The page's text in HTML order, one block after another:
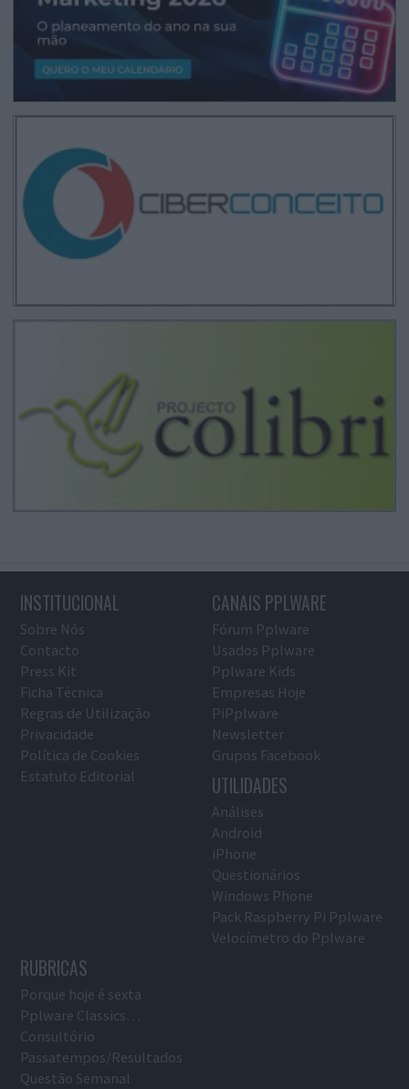
INSTITUCIONAL
Sobre Nós
Contacto
Press Kit
Ficha Técnica
Regras de Utilização
Privacidade
Política de Cookies
Estatuto Editorial
CANAIS PPLWARE
Fórum Pplware
Usados Pplware
Pplware Kids
Empresas Hoje
PiPplware
Newsletter
Grupos Facebook
UTILIDADES
Análises
Android
iPhone
Questionários
Windows Phone
Pack Raspberry Pi Pplware
Velocímetro do Pplware
RUBRICAS
Porque hoje é sexta
Pplware Classics…
Consultório
Passatempos/Resultados
Questão Semanal